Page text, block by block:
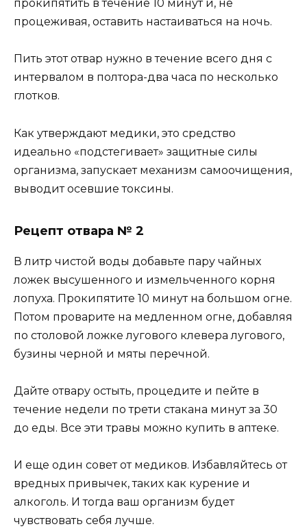
прокипятить в течение 10 минут и, не
процеживая, оставить настаиваться на ночь.
Пить этот отвар нужно в течение всего дня с
интервалом в полтора-два часа по несколько
глотков.
Как утверждают медики, это средство
идеально «подстегивает» защитные силы
организма, запускает механизм самоочищения,
выводит осевшие токсины.
Рецепт отвара № 2
В литр чистой воды добавьте пару чайных
ложек высушенного и измельченного корня
лопуха. Прокипятите 10 минут на большом огне.
Потом проварите на медленном огне, добавляя
по столовой ложке лугового клевера лугового,
бузины черной и мяты перечной.
Дайте отвару остыть, процедите и пейте в
течение недели по трети стакана минут за 30
до еды. Все эти травы можно купить в аптеке.
И еще один совет от медиков. Избавляйтесь от
вредных привычек, таких как курение и
алкоголь. И тогда ваш организм будет
чувствовать себя лучше.